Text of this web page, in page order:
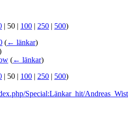
| 50 | 100 | 250 | 500)
(← länkar)
(← länkar)
| 50 | 100 | 250 | 500)
Special:Länkar_hit/